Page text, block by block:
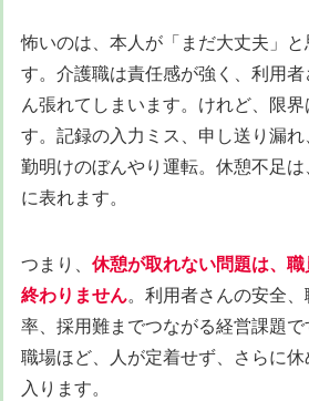
怖いのは、本人が「まだ大丈夫」
す。介護職は責任感が強く、利用
ん張れてしまいます。けれど、限界
す。記録の入力ミス、申し送り漏
勤明けのぼんやり運転。休憩不足
に表れます。
つまり、 休憩が取れない問題は、
終わりません。利用者さんの安全
率、採用難までつながる経営課題
職場ほど、人が定着せず、さらに
入ります。